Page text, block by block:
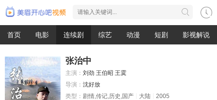
首页 电影 连续剧 综艺 动漫 短剧 影视解说
张治中
主演： 刘劲 王伯昭 王霙
导演： 沈好放
类型： 剧情,传记,历史,国产 大陆
2005